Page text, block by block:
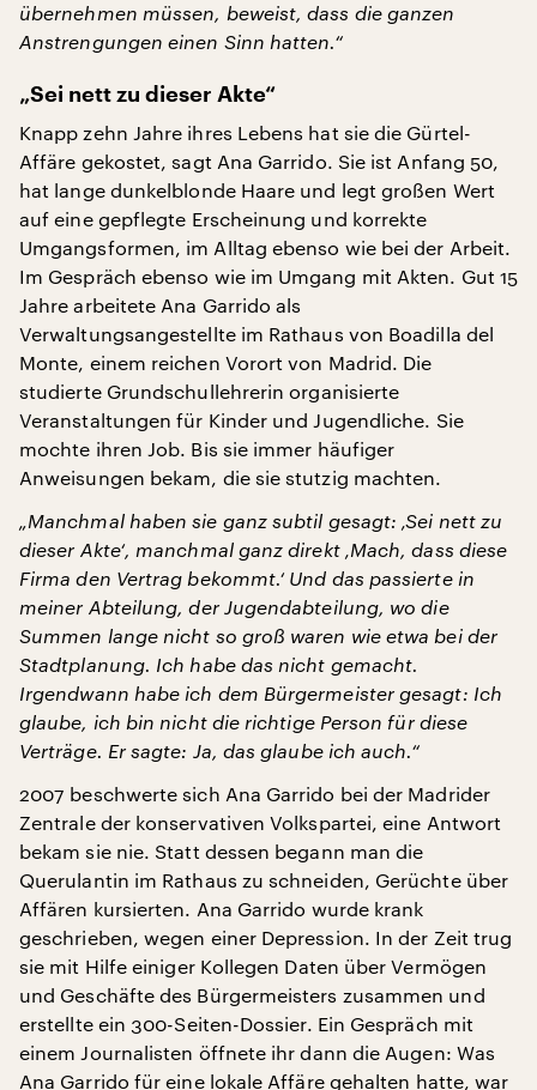
übernehmen müssen, beweist, dass die ganzen
Anstrengungen einen Sinn hatten.“
„Sei nett zu dieser Akte“
Knapp zehn Jahre ihres Lebens hat sie die Gürtel-
Affäre gekostet, sagt Ana Garrido. Sie ist Anfang 50,
hat lange dunkelblonde Haare und legt großen Wert
auf eine gepflegte Erscheinung und korrekte
Umgangsformen, im Alltag ebenso wie bei der Arbeit.
Im Gespräch ebenso wie im Umgang mit Akten. Gut 15
Jahre arbeitete Ana Garrido als
Verwaltungsangestellte im Rathaus von Boadilla del
Monte, einem reichen Vorort von Madrid. Die
studierte Grundschullehrerin organisierte
Veranstaltungen für Kinder und Jugendliche. Sie
mochte ihren Job. Bis sie immer häufiger
Anweisungen bekam, die sie stutzig machten.
„Manchmal haben sie ganz subtil gesagt: ‚Sei nett zu
dieser Akte‘, manchmal ganz direkt ‚Mach, dass diese
Firma den Vertrag bekommt.‘ Und das passierte in
meiner Abteilung, der Jugendabteilung, wo die
Summen lange nicht so groß waren wie etwa bei der
Stadtplanung. Ich habe das nicht gemacht.
Irgendwann habe ich dem Bürgermeister gesagt: Ich
glaube, ich bin nicht die richtige Person für diese
Verträge. Er sagte: Ja, das glaube ich auch.“
2007 beschwerte sich Ana Garrido bei der Madrider
Zentrale der konservativen Volkspartei, eine Antwort
bekam sie nie. Statt dessen begann man die
Querulantin im Rathaus zu schneiden, Gerüchte über
Affären kursierten. Ana Garrido wurde krank
geschrieben, wegen einer Depression. In der Zeit trug
sie mit Hilfe einiger Kollegen Daten über Vermögen
und Geschäfte des Bürgermeisters zusammen und
erstellte ein 300-Seiten-Dossier. Ein Gespräch mit
einem Journalisten öffnete ihr dann die Augen: Was
Ana Garrido für eine lokale Affäre gehalten hatte, war